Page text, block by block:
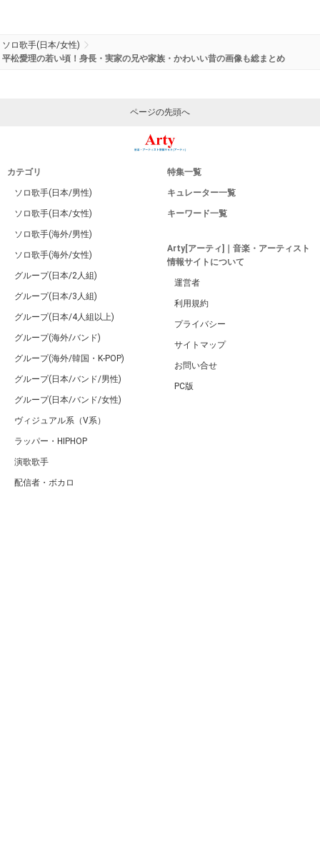
ソロ歌手(日本/女性)
平松愛理の若い頃！身長・実家の兄や家族・かわいい昔の画像も総まとめ
ページの先頭へ
カテゴリ
ソロ歌手(日本/男性)
ソロ歌手(日本/女性)
ソロ歌手(海外/男性)
ソロ歌手(海外/女性)
グループ(日本/2人組)
グループ(日本/3人組)
グループ(日本/4人組以上)
グループ(海外/バンド)
グループ(海外/韓国・K-POP)
グループ(日本/バンド/男性)
グループ(日本/バンド/女性)
ヴィジュアル系（V系）
ラッパー・HIPHOP
演歌歌手
配信者・ボカロ
特集一覧
キュレーター一覧
キーワード一覧
Arty[アーティ]｜音楽・アーティスト
情報サイトについて
運営者
利用規約
プライバシー
サイトマップ
お問い合せ
PC版